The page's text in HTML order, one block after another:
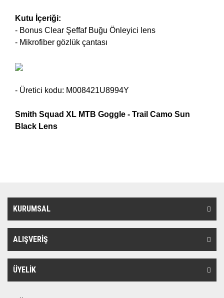
Kutu İçeriği:
- Bonus Clear Şeffaf Buğu Önleyici lens
- Mikrofiber gözlük çantası
- Üretici kodu: M008421U8994Y
Smith Squad XL MTB Goggle - Trail Camo Sun
Black Lens
KURUMSAL
ALIŞVERİŞ
ÜYELİK